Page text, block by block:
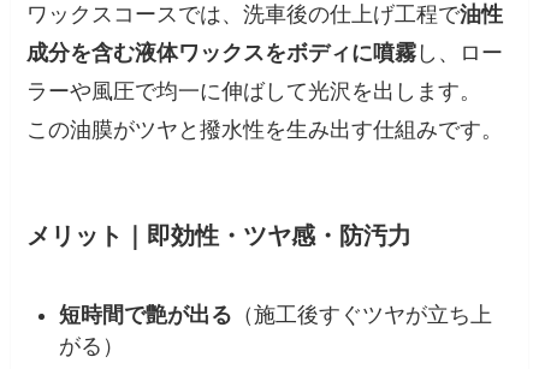
ワックスコースでは、洗車後の仕上げ工程で油性
成分を含む液体ワックスをボディに噴霧 し、ロー
ラーや風圧で均一に伸ばして光沢を出します。
この油膜がツヤと撥水性を生み出す仕組みです。
メリット｜即効性・ツヤ感・防汚力
短時間で艶が出る （施工後すぐツヤが立ち上
がる）